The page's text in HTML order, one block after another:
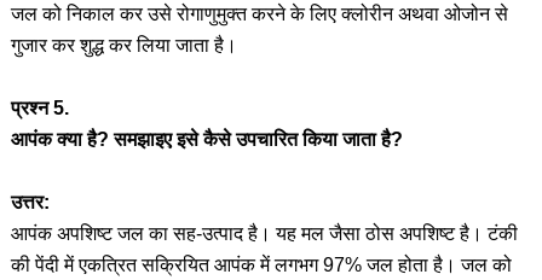
जल को निकाल कर उसे रोगाणुमुक्त करने के लिए क्लोरीन अथवा ओजोन से
गुजार कर शुद्ध कर लिया जाता है।
प्रश्न 5.
आपंक क्या है? समझाइए इसे कैसे उपचारित किया जाता है?
उत्तर:
आपंक अपशिष्ट जल का सह-उत्पाद है। यह मल जैसा ठोस अपशिष्ट है। टंकी
की पेंदी में एकत्रित सक्रियित आपंक में लगभग 97% जल होता है। जल को